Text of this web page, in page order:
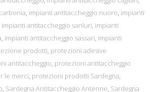
, impianti antitaccheggio nuoro, impianti
impianti antitaccheggio sanluri, impianti
, impianti antitaccheggio sassari, impianti
prodotti, protezioni adesive
antitaccheggio, protezioni antitaccheggio
le merci, protezioni prodotti Sardegna,
, Sardegna Antitaccheggio Antenne, Sardegna